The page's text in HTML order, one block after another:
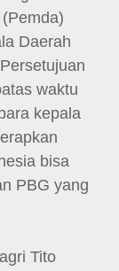
Daerah
waktu
kepala
bisa
PBG yang
Tito